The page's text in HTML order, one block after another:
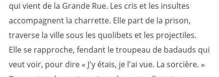
qui vient de la Grande Rue. Les cris et les insultes
accompagnent la charrette. Elle part de la prison,
traverse la ville sous les quolibets et les projectiles.
Elle se rapproche, fendant le troupeau de badauds qui
veut voir, pour dire « J'y étais, je l'ai vue. La sorcière. »